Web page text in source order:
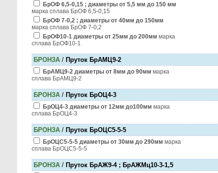
БрОФ 6,5-0,15 ; диаметры от 5,5 мм до 150 мм
марка сплава БрОФ 6,5-0,15
БрОФ 7-0,2 ; диаметры от 40мм до 150мм
марка сплава БрОФ 7-0,2
БрОФ10-1 диаметры от 25мм до 200мм марка
сплава БрОФ10-1
БРОНЗА / Пруток БрАМЦ9-2
БрАМЦ9-2 диаметры от 8мм до 90мм марка
сплава БрАМЦ9-2
БРОНЗА / Пруток БрОЦ4-3
БрОЦ4-3 диаметры от 12мм до100мм марка
сплава БрОЦ4-3
БРОНЗА / Пруток БрОЦС5-5-5
БрОЦС5-5-5 диаметры от 30мм до 290мм марка
сплава БрОЦС5-5-5
БРОНЗА / Пруток БрАЖ9-4 ; БрАЖМц10-3-1,5